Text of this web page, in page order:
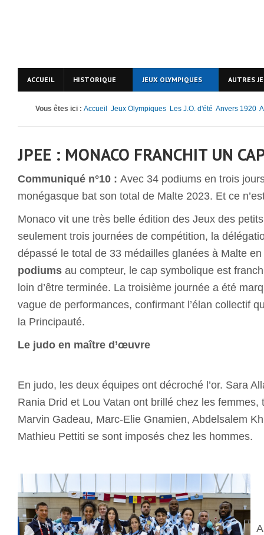
ACCUEIL HISTORIQUE JEUX OLYMPIQUES AUTRES
Vous êtes ici : Accueil Jeux Olympiques Les J.O. d'été Anvers 1920
JPEE : MONACO FRANCHIT UN
Communiqué n°10 : Avec 34 podiums en trois
monégasque bat son total de Malte 2023. Et ce
Monaco vit une très belle édition des Jeux des
seulement trois journées de compétition, la
dépassé le total de 33 médailles glanées à Malte
podiums au compteur, le cap symbolique est
loin d’être terminée. La troisième journée a été
vague de performances, confirmant l’élan collectif
la Principauté.
Le judo en maître d’œuvre
En judo, les deux équipes ont décroché l’or. Sara
Rania Drid et Lou Vatan ont brillé chez les femmes,
Marvin Gadeau, Marc-Elie Gnamien, Abdelsalem
Mathieu Pettiti se sont imposés chez les hommes.